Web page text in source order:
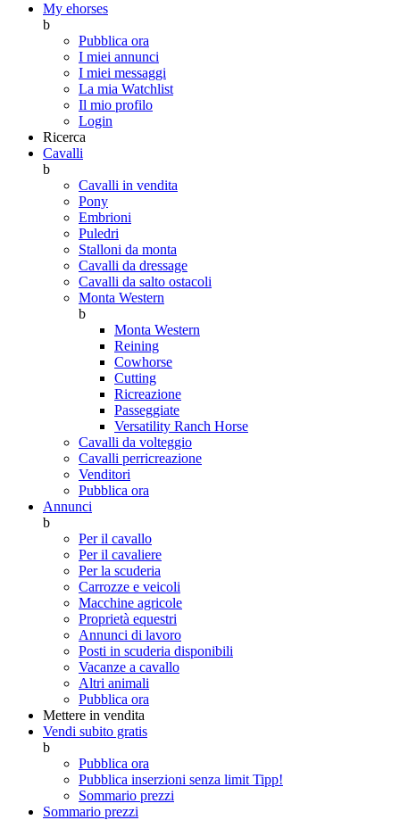
My ehorses
b
Pubblica ora
I miei annunci
I miei messaggi
La mia Watchlist
Il mio profilo
Login
Ricerca
Cavalli
b
Cavalli in vendita
Pony
Embrioni
Puledri
Stalloni da monta
Cavalli da dressage
Cavalli da salto ostacoli
Monta Western
b
Monta Western
Reining
Cowhorse
Cutting
Ricreazione
Passeggiate
Versatility Ranch Horse
Cavalli da volteggio
Cavalli perricreazione
Venditori
Pubblica ora
Annunci
b
Per il cavallo
Per il cavaliere
Per la scuderia
Carrozze e veicoli
Macchine agricole
Proprietà equestri
Annunci di lavoro
Posti in scuderia disponibili
Vacanze a cavallo
Altri animali
Pubblica ora
Mettere in vendita
Vendi subito gratis
b
Pubblica ora
Pubblica inserzioni senza limit Tipp!
Sommario prezzi
Sommario prezzi